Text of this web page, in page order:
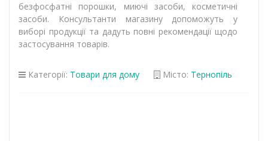
безфосфатні порошки, миючі засоби, косметичні
засоби. Консультанти магазину допоможуть у
виборі продукції та дадуть повні рекомендації щодо
застосування товарів.
Категорії: Товари для дому Місто: Тернопіль